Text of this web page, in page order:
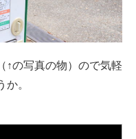
↑の写真の物）ので気軽
。